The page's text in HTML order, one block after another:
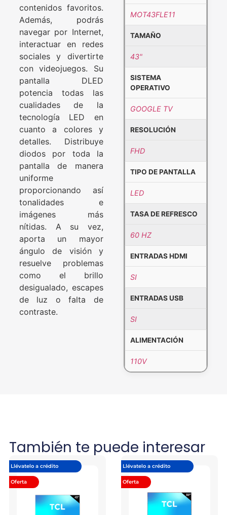
contenidos favoritos.
Además, podrás
navegar por Internet,
interactuar en redes
sociales y divertirte
con videojuegos. Su
pantalla DLED
potencia todas las
cualidades de la
tecnología LED en
cuanto a colores y
detalles. Distribuye
diodos por toda la
pantalla de manera
uniforme
proporcionando así
tonalidades e
imágenes más
nítidas. A su vez,
aporta un mayor
ángulo de visión y
resuelve problemas
como el brillo
desigualado, escapes
de luz o falta de
contraste.
MOT43FLE11
TAMAÑO
43"
SISTEMA
OPERATIVO
GOOGLE TV
RESOLUCIÓN
FHD
TIPO DE PANTALLA
LED
TASA DE REFRESCO
60 HZ
ENTRADAS HDMI
SI
ENTRADAS USB
SI
ALIMENTACIÓN
110V
También te puede interesar
Llévatelo a crédito
Oferta
Llévatelo a crédito
Oferta